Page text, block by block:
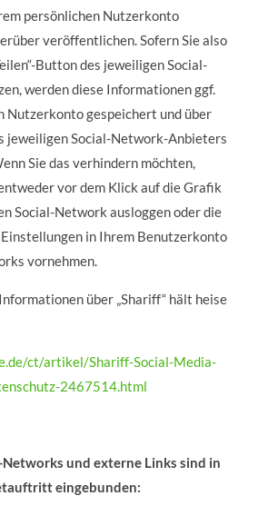
persönlichen Nutzerkonto
veröffentlichen. Sofern Sie also
Button des jeweiligen Social-
werden diese Informationen ggf.
Nutzerkonto gespeichert und über
jeweiligen Social-Network-Anbieters
Sie das verhindern möchten,
vor dem Klick auf die Grafik
Social-Network ausloggen oder die
in Ihrem Benutzerkonto
vornehmen.
über „Shariff“ hält heise
ct/artikel/Shariff-Social-Media-
2467514.html
Networks und externe Links sind in
eingebunden: